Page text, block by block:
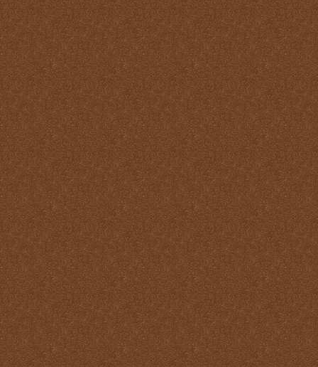
La Santa Misa y la tibieza.
La Santa Misa y la unidad
La Santa Misa y la Vida
Eterna
La Santa Misa y las
virtudes
La Santa Misa y los
Ángeles
La Santa Misa y los Santos
La Santa Misa y nuestra
transformación en Cristo
La suprema adoración
Las cuatro finalidades de
la Santa Misa
María Santísima y la
Eucaristía
María Santísima y la Santa
Misa
Misas Gregorianas
Misterio de unidad
Necesidad de aprender lo
que es la Santa Misa